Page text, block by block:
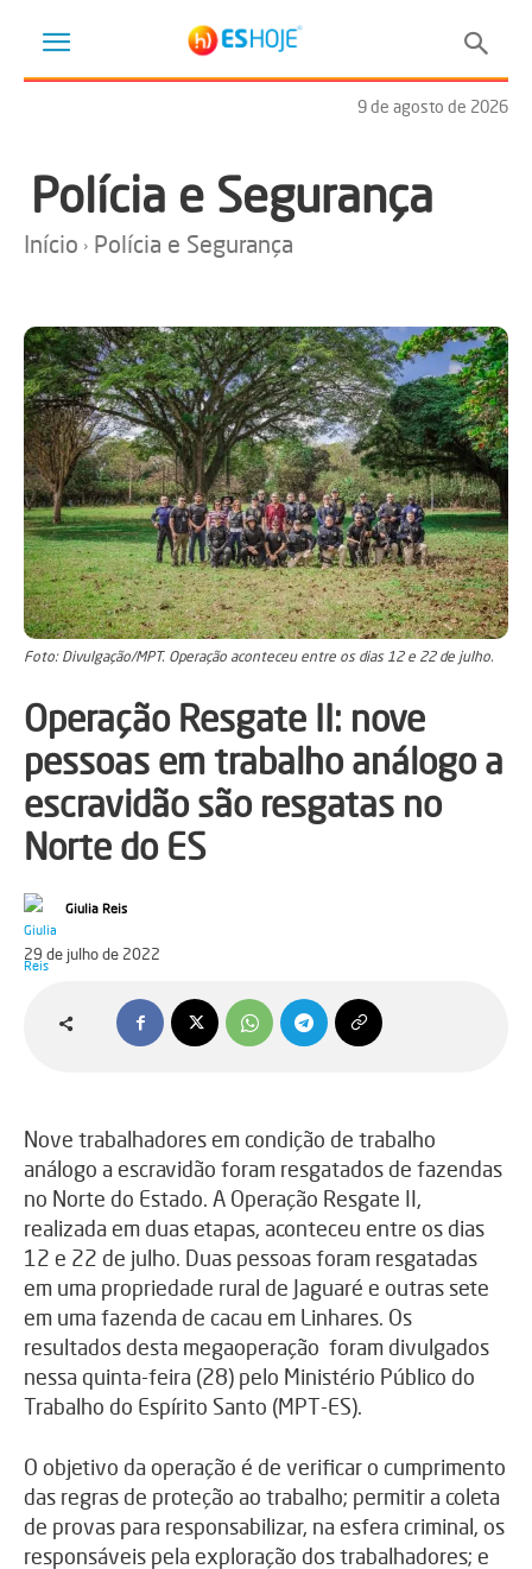
9 de agosto de 2026
Polícia e Segurança
Início Polícia e Segurança
Foto: Divulgação/MPT. Operação aconteceu entre os dias 12 e 22 de julho.
Operação Resgate II: nove
pessoas em trabalho análogo a
escravidão são resgatas no
Norte do ES
Giulia Reis
29 de julho de 2022
Nove trabalhadores em condição de trabalho
análogo a escravidão foram resgatados de fazendas
no Norte do Estado. A Operação Resgate II,
realizada em duas etapas, aconteceu entre os dias
12 e 22 de julho. Duas pessoas foram resgatadas
em uma propriedade rural de Jaguaré e outras sete
em uma fazenda de cacau em Linhares. Os
resultados desta megaoperação foram divulgados
nessa quinta-feira (28) pelo Ministério Público do
Trabalho do Espírito Santo (MPT-ES).
O objetivo da operação é de verificar o cumprimento
das regras de proteção ao trabalho; permitir a coleta
de provas para responsabilizar, na esfera criminal, os
responsáveis pela exploração dos trabalhadores; e